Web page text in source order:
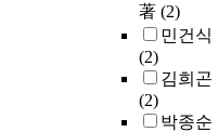
著 (2)
민건식
(2)
김희곤
(2)
박종순